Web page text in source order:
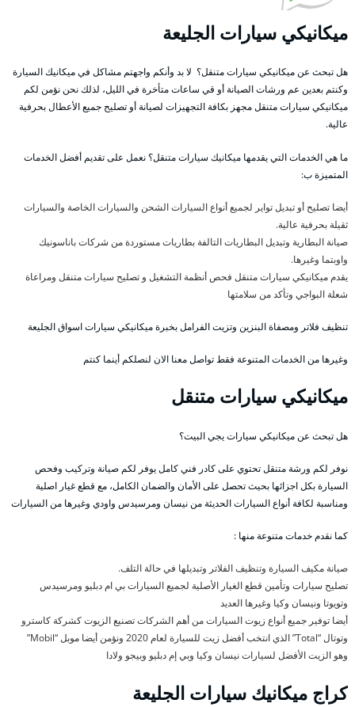
ميكانيكي سيارات الجليعة
هل تبحث عن ميكانيكي سيارات متنقل؟ لا بد وأنكم واجهتم مشاكل في ميكانيك السيارة
وكنتم بعدين عم ورشات الصيانة أو قي ساعات متأخرة في الليل، لذلك نحن نؤمن لكم
ميكانيكي سيارات متنقل مجهز بكافة التجهيزات لصيانة أو تصليح جميع الأعطال بحرفية
عالية.
ما هي الخدمات التي يقدمها ميكانيك سيارات متنقل؟ نعمل على تقديم أفضل الخدمات
المتميزة ب:
أيضا تصليح أو تبديل تواير لجميع أنواع السيارات الشحن والسيارات الخاصة والسيارات
ثقيلة بحرفية عالية.
صيانة البطارية وتبديل البطاريات التالفة بطاريات مستوردة من شركات باناسونيك
واوبتما وغيرها.
يقدم ميكانيكي سيارات متنقل فحص أنظمة التشغيل و تصليح سيارات متنقل ومراعاة
شعلة البواجي وتأكد من سلامتها
تنظيف فلاتر ومصفاة البنزين وتزيت الفرامل بخبرة ميكانيكي سيارات اسواق الجليعة
وغيرها من الخدمات المتنوعة فقط تواصل معنا الان لنصلكم أينما كنتم
ميكانيكي سيارات متنقل
هل تبحث عن ميكانيكي سيارات يجي البيت؟
نوفر لكم ورشة متنقل تحتوي على كادر فني كامل يوفر لكم صيانة وتركيب وفحص
السيارة بكل اجزائها بحيث تحصل على الأمان والضمان الكامل، مع قطع غيار اصلية
ومناسبة لكافة أنواع السيارات الحديثة من نيسان ومرسيدس واودي وغيرها من السيارات
كما نقدم خدمات متنوعة منها :
صيانة مكيف السيارة وتنظيف الفلاتر وتبديلها في حالة التلف.
تصليح سيارات وتأمين قطع الغيار الأصلية لجميع السيارات بي ام دبليو ومرسيدس
وتويوتا ونيسان وكيا وغيرها العديد
أيضا توفير جميع أنواع زيوت السيارات من أهم الشركات تصنيع الزيوت كشركة كاسترو
وتوتال “Total” الذي انتخب أفضل زيت للسيارة لعام 2020 ونؤمن أيضا موبل “Mobil”
وهو الزيت الأفضل لسيارات نيسان وكيا وبي إم دبليو وبيجو ولادا
كراج ميكانيك سيارات الجليعة